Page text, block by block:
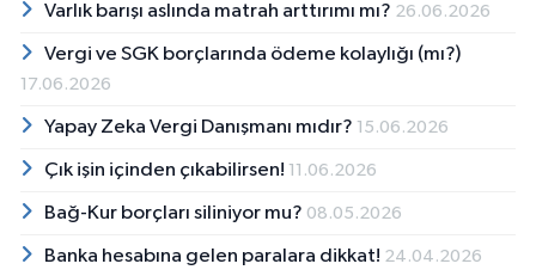
Varlık barışı aslında matrah arttırımı mı? 26.06.2026
Vergi ve SGK borçlarında ödeme kolaylığı (mı?)
17.06.2026
Yapay Zeka Vergi Danışmanı mıdır? 15.06.2026
Çık işin içinden çıkabilirsen! 11.06.2026
Bağ-Kur borçları siliniyor mu? 08.05.2026
Banka hesabına gelen paralara dikkat! 24.04.2026